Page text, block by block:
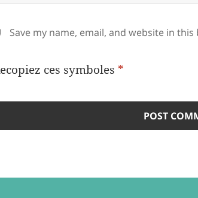
Save my name, email, and website in
ces symboles *